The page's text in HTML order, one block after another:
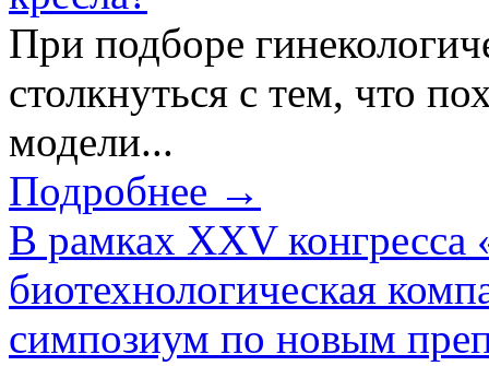
При подборе
столкнуться с тем, что
модели...
Подробнее →
В рамках XXV конгресса
биотехнологическая
симпозиум по новым